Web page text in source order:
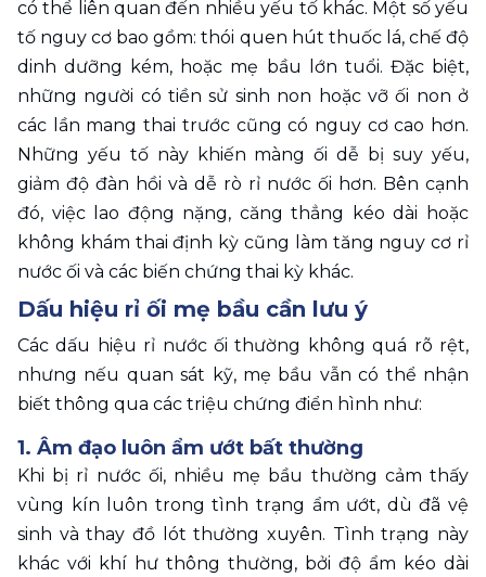
có thể liên quan đến nhiều yếu tố khác. Một số yếu
tố nguy cơ bao gồm: thói quen hút thuốc lá, chế độ
dinh dưỡng kém, hoặc mẹ bầu lớn tuổi. Đặc biệt,
những người có tiền sử sinh non hoặc vỡ ối non ở
các lần mang thai trước cũng có nguy cơ cao hơn.
Những yếu tố này khiến màng ối dễ bị suy yếu,
giảm độ đàn hồi và dễ rò rỉ nước ối hơn. Bên cạnh
đó, việc lao động nặng, căng thẳng kéo dài hoặc
không khám thai định kỳ cũng làm tăng nguy cơ rỉ
nước ối và các biến chứng thai kỳ khác.
Dấu hiệu rỉ ối mẹ bầu cần lưu ý
Các dấu hiệu rỉ nước ối thường không quá rõ rệt,
nhưng nếu quan sát kỹ, mẹ bầu vẫn có thể nhận
biết thông qua các triệu chứng điển hình như:
1. Âm đạo luôn ẩm ướt bất thường
Khi bị rỉ nước ối, nhiều mẹ bầu thường cảm thấy
vùng kín luôn trong tình trạng ẩm ướt, dù đã vệ
sinh và thay đồ lót thường xuyên. Tình trạng này
khác với khí hư thông thường, bởi độ ẩm kéo dài